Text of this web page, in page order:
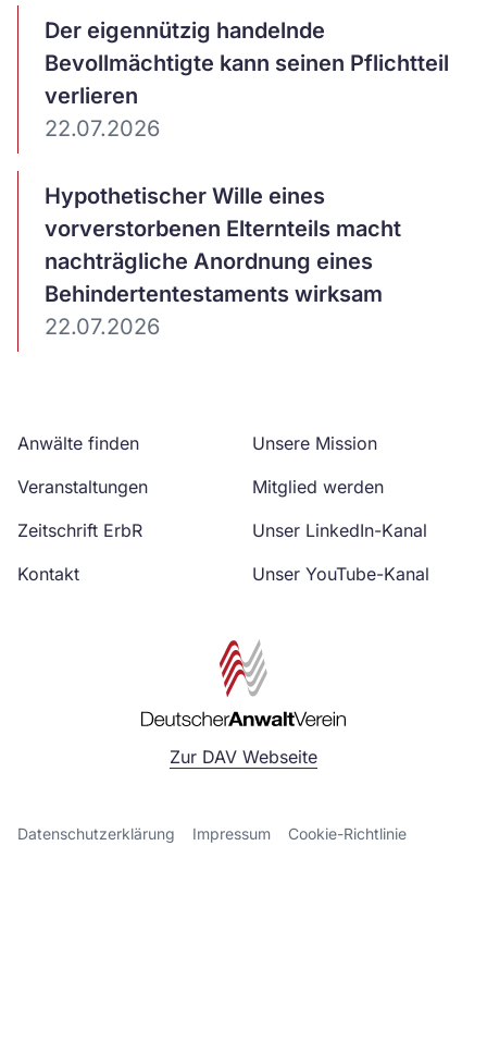
Der eigennützig handelnde
Bevollmächtigte kann seinen Pflichtteil
verlieren
22.07.2026
Artikel
ansehen
Hypothetischer Wille eines
vorverstorbenen Elternteils macht
nachträgliche Anordnung eines
Behindertentestaments wirksam
22.07.2026
Artikel
ansehen
Anwälte finden
Veranstaltungen
Zeitschrift ErbR
Kontakt
Unsere Mission
Mitglied werden
Unser LinkedIn-Kanal
Unser YouTube-Kanal
Zur DAV Webseite
Datenschutzerklärung Impressum Cookie-Richtlinie